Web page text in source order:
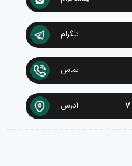
تلگرام
تماس
آدرس